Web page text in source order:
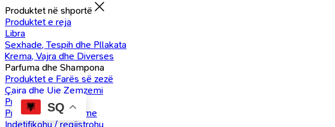
SQ
Produktet në shportë
Produktet e reja
Libra
Sexhade, Tespih dhe Pllakata
Krema, Vajra dhe Diverses
Parfuma dhe Shampona
Produktet e Farës së zezë
Çajra dhe Uje Zemzemi
Produkte Mjalti
Produkte të ndryshme
Indetifikohu / regjistrohu